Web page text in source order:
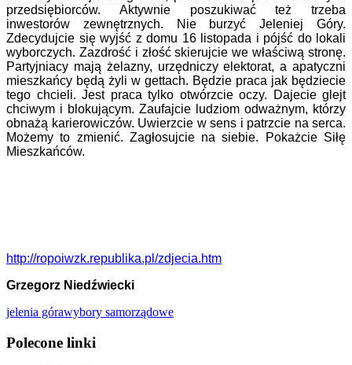
przedsiębiorców. Aktywnie poszukiwać też trzeba
inwestorów zewnętrznych. Nie burzyć Jeleniej Góry.
Zdecydujcie się wyjść z domu 16 listopada i pójść do lokali
wyborczych. Zazdrość i złość skierujcie we właściwą stronę.
Partyjniacy mają żelazny, urzędniczy elektorat, a apatyczni
mieszkańcy będą żyli w gettach. Będzie praca jak będziecie
tego chcieli. Jest praca tylko otwórzcie oczy. Dajecie glejt
chciwym i blokującym. Zaufajcie ludziom odważnym, którzy
obnażą karierowiczów. Uwierzcie w sens i patrzcie na serca.
Możemy to zmienić. Zagłosujcie na siebie. Pokażcie Siłę
Mieszkańców.
http://ropoiwzk.republika.pl/zdjecia.htm
Grzegorz Niedźwiecki
jelenia górawybory samorządowe
Polecone linki